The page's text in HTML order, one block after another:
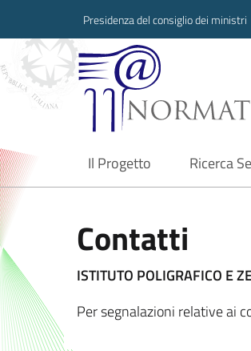
Presidenza del consiglio dei ministri
Il Progetto
current Ricerca
Contatti
ISTITUTO POLIGRAFICO E
Per segnalazioni relative ai